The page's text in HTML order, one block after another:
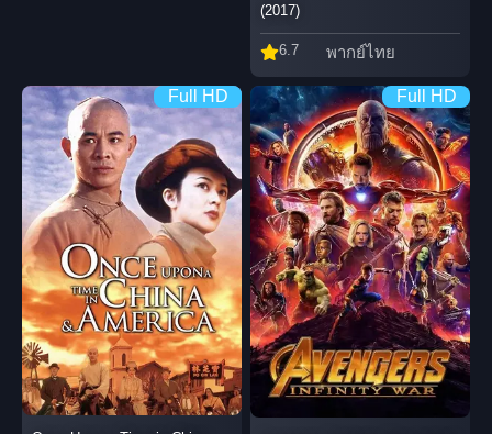
(2017)
6.7 พากย์ไทย
Full HD Full HD